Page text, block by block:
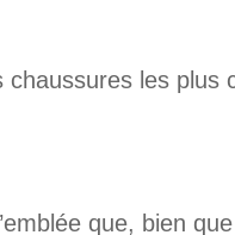
chaussures les plus
que, bien